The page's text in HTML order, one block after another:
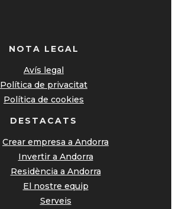
NOTA LEGAL
Avís legal
Política de privacitat
Política de cookies
DESTACATS
Crear empresa a Andorra
Invertir a Andorra
Residència a Andorra
El nostre equip
Serveis